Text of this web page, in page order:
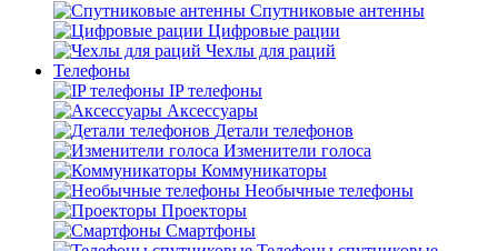
Спутниковые антенны
Цифровые рации
Чехлы для раций
Телефоны
IP телефоны
Аксессуары
Детали телефонов
Изменители голоса
Коммуникаторы
Необычные телефоны
Проекторы
Смартфоны